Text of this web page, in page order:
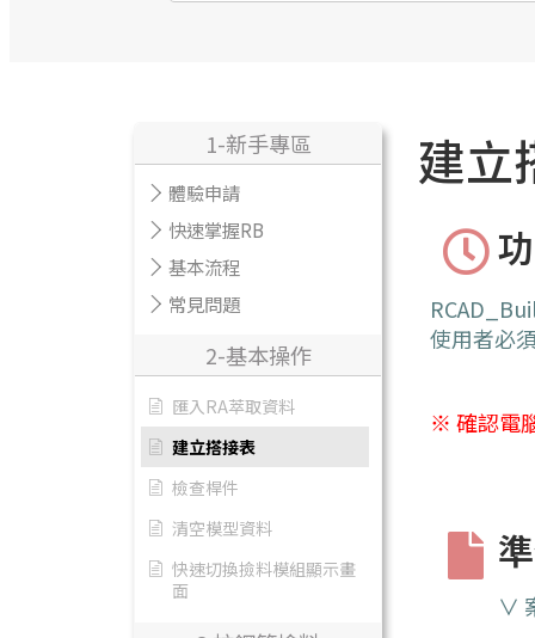
1-新手專區
體驗申請
快速掌握RB
基本流程
常見問題
2-基本操作
匯入RA萃取資料
建立搭接表
檢查桿件
清空模型資料
快速切換撿料模組顯示畫
面
建立
使用者必
※ 確認電
∨